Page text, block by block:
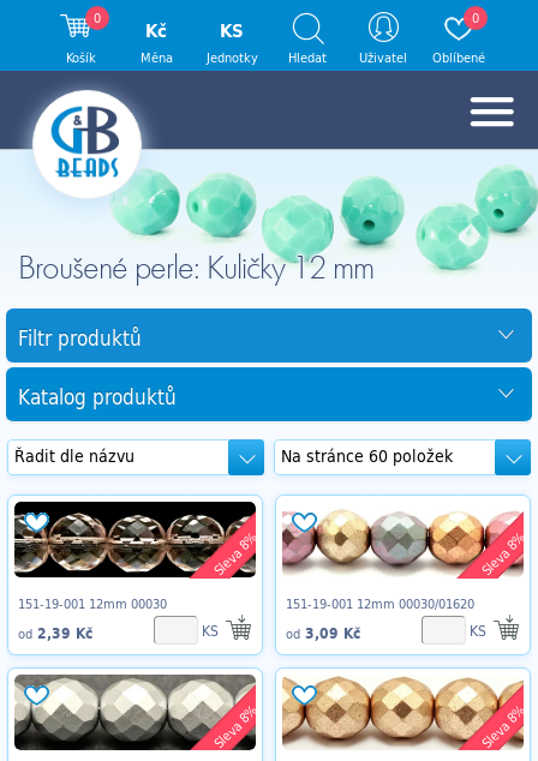
Broušené perle: Kuličky 12 mm
Filtr produktů
Katalog produktů
Sleva 8%
151-19-001 12mm 00030
od 2,39 Kč KS
Sleva 8%
151-19-001 12mm 00030/01620
od 3,09 Kč KS
Sleva 8% Sleva 8%
0
Košík
Kč
Měna
KS
Jednotky Hledat Uživatel
0
Oblíbené